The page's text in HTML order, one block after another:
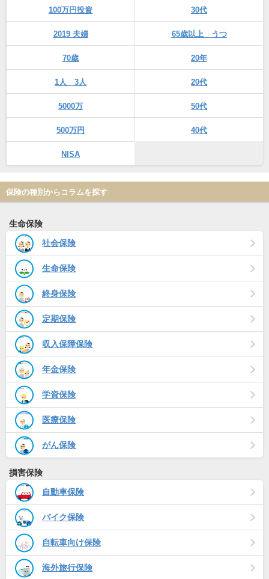
100万円投資 30代
2019 夫婦 65歳以上 うつ
70歳 20年
1人 3人 20代
5000万 50代
500万円 40代
NISA
保険の種別からコラムを探す
生命保険
社会保険
生命保険
終身保険
定期保険
収入保障保険
年金保険
学資保険
医療保険
がん保険
損害保険
自動車保険
バイク保険
自転車向け保険
海外旅行保険